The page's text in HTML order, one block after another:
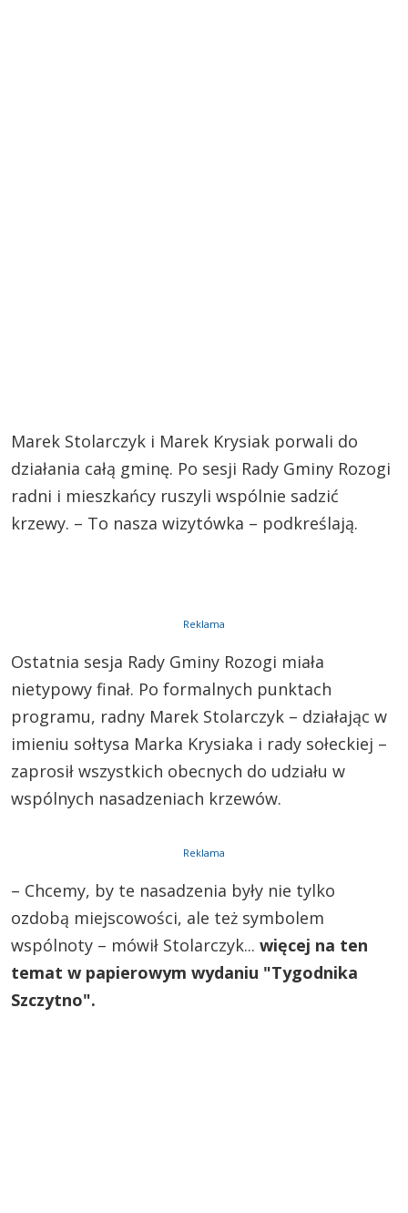
Marek Stolarczyk i Marek Krysiak porwali do
działania całą gminę. Po sesji Rady Gminy Rozogi
radni i mieszkańcy ruszyli wspólnie sadzić
krzewy. – To nasza wizytówka – podkreślają.
Reklama
Ostatnia sesja Rady Gminy Rozogi miała
nietypowy finał. Po formalnych punktach
programu, radny Marek Stolarczyk – działając w
imieniu sołtysa Marka Krysiaka i rady sołeckiej –
zaprosił wszystkich obecnych do udziału w
wspólnych nasadzeniach krzewów.
Reklama
– Chcemy, by te nasadzenia były nie tylko
ozdobą miejscowości, ale też symbolem
wspólnoty – mówił Stolarczyk... więcej na ten
temat w papierowym wydaniu "Tygodnika
Szczytno".